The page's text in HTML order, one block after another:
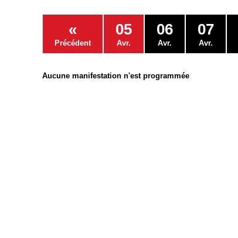
«
Précédent
05
Avr.
06
Avr.
07
Avr.
Aucune manifestation n'est programmée